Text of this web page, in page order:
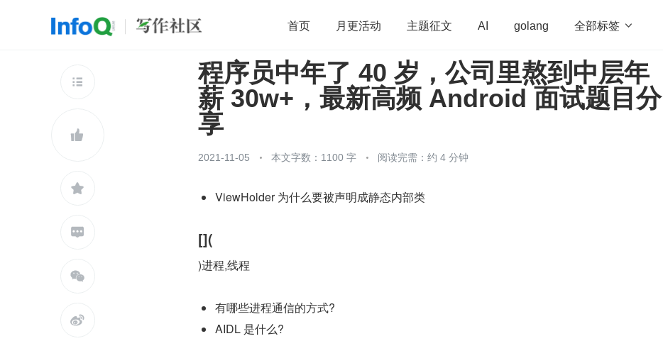
首页 月更活动 主题征文 AI golang 全部标签 
开源 架构 OpenHarmony 算法 学习方法 Web3.0 高效工作
团队管理 程序员 运维 深度思考 低代码 redis golang
查看更多






程序员中年了 40 岁，公司里熬到中层年
薪 30w+，最新高频 Android 面试题目分
享
2021-11-05 本文字数：1100 字 阅读完需：约 4 分钟
ViewHolder 为什么要被声明成静态内部类
[](
)进程,线程
有哪些进程通信的方式?
AIDL 是什么?